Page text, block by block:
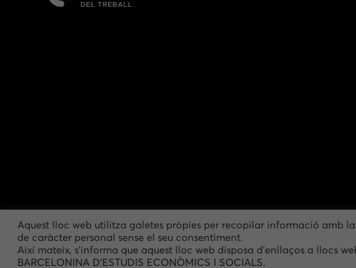
Aquest lloc web utilitza galetes pròpies per recopilar informació amb
de caràcter personal sense el seu consentiment.
Així mateix, s'informa que aquest lloc web disposa d'enllaços a llocs
BARCELONINA D'ESTUDIS ECONÒMICS I SOCIALS.